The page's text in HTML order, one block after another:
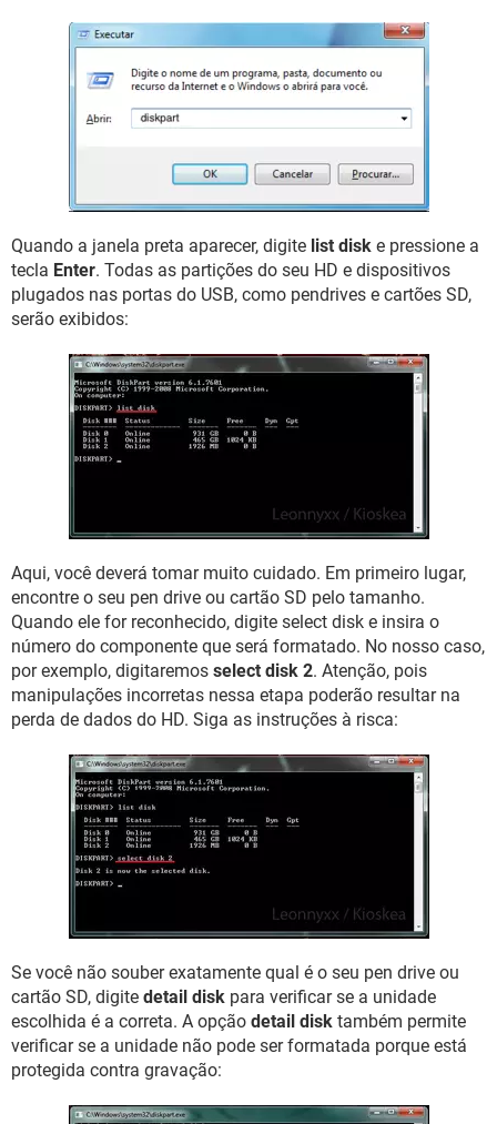
Quando a janela preta aparecer, digite list disk e pressione a
tecla Enter. Todas as partições do seu HD e dispositivos
plugados nas portas do USB, como pendrives e cartões SD,
serão exibidos:
Aqui, você deverá tomar muito cuidado. Em primeiro lugar,
encontre o seu pen drive ou cartão SD pelo tamanho.
Quando ele for reconhecido, digite select disk e insira o
número do componente que será formatado. No nosso caso,
por exemplo, digitaremos select disk 2. Atenção, pois
manipulações incorretas nessa etapa poderão resultar na
perda de dados do HD. Siga as instruções à risca:
Se você não souber exatamente qual é o seu pen drive ou
cartão SD, digite detail disk para verificar se a unidade
escolhida é a correta. A opção detail disk também permite
verificar se a unidade não pode ser formatada porque está
protegida contra gravação: